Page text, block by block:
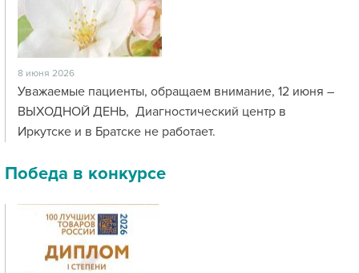
8 июня 2026
Уважаемые пациенты, обращаем внимание, 12 июня –
ВЫХОДНОЙ ДЕНЬ, Диагностический центр в
Иркутске и в Братске не работает.
Победа в конкурсе